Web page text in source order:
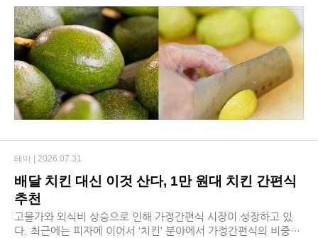
#과일영양소 #아보카도 #참외 #구아바 #바나나 #과일섭취
#멜론 #멜론칼륨
배달 치킨 대신 이것 산다, 1만 원대 치킨 간편식
추천
고물가와 외식비 상승으로 인해 가정간편식 시장이 성장하고 있
다. 최근에는 피자에 이어서 ‘치킨’ 분야에서 가정간편식의 비중이
테마 | 2026.07.31